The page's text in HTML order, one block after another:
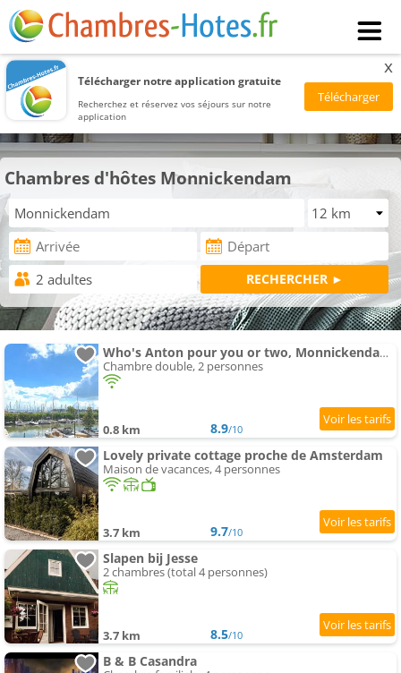
Télécharger notre application gratuite
Recherchez et réservez vos séjours sur notre
application
x
Chambres d'hôtes Monnickendam
Who's Anton pour you or two, Monnickendam proche de Amsterdam
Chambre double, 2 personnes
0.8 km 8.9/10
Lovely private cottage proche de Amsterdam
Maison de vacances, 4 personnes
3.7 km 9.7/10
Slapen bij Jesse
2 chambres (total 4 personnes)
3.7 km 8.5/10
B & B Casandra